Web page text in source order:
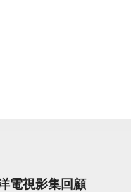
電視影集回顧